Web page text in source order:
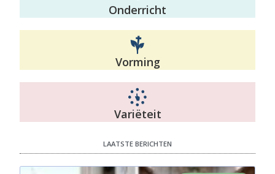
Onderricht
Vorming
Variëteit
LAATSTE BERICHTEN